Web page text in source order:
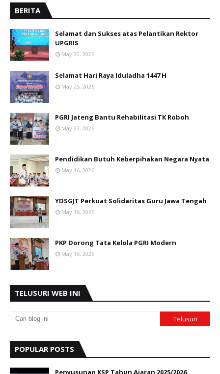
BERITA
Selamat dan Sukses atas Pelantikan Rektor
UPGRIS
May 30, 2026
Selamat Hari Raya Iduladha 1447 H
May 25, 2026
PGRI Jateng Bantu Rehabilitasi TK Roboh
May 23, 2026
Pendidikan Butuh Keberpihakan Negara Nyata
May 16, 2026
YDSGJT Perkuat Solidaritas Guru Jawa Tengah
May 16, 2026
PKP Dorong Tata Kelola PGRI Modern
May 16, 2026
TELUSURI WEB INI
POPULAR POSTS